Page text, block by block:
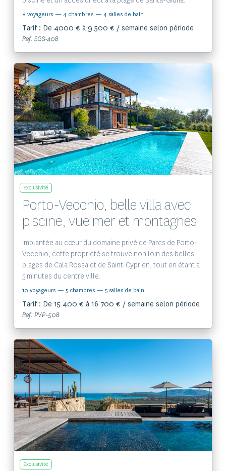
8 voyageurs — 4 chambres — 4 salles de bain
Tarif : De 4000 € à 9 500 € / semaine selon période
Ref. SGS-408
Voir le bien
Exclusivité
Porto-Vecchio, belle villa avec
piscine, vue mer et montagnes.
Implantée au cœur du domaine privé de Parcs de Porto-
Vecchio, cette propriété se trouve non loin des belles
plages de Cala Rossa et de Saint-Cyprien, tout en étant à
5 minutes du centre ville.
10 voyageurs — 5 chambres — 5 salles de bain
Tarif : De 15 400 € à 16 700 € / semaine selon période
Ref. PVP-508
Voir le bien
Exclusivité